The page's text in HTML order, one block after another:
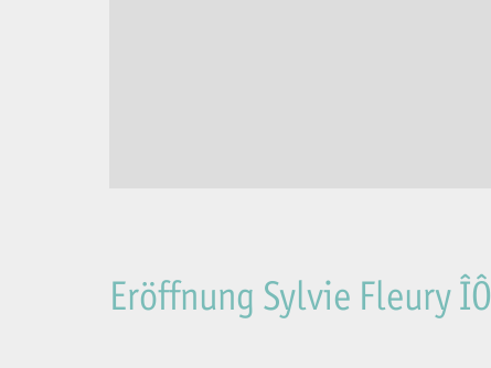
Eröffnung Sylvie Fleury ÎÔ